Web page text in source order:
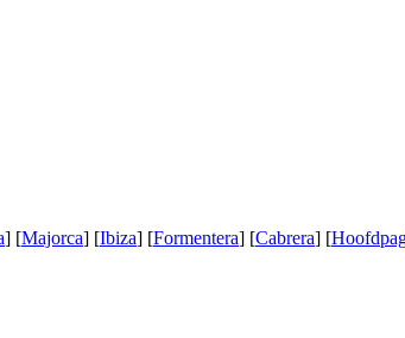
] [Majorca] [Ibiza] [Formentera] [Cabrera] [